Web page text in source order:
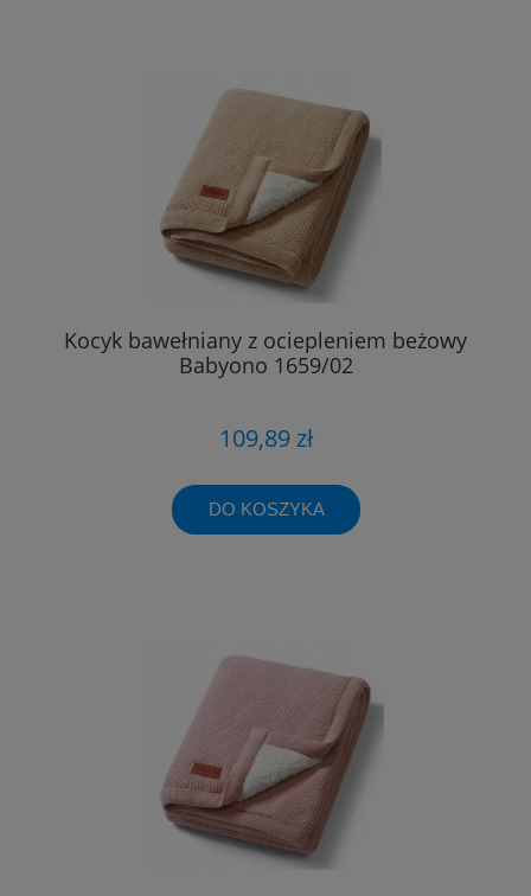
Kocyk bawełniany z ociepleniem beżowy
Babyono 1659/02
109,89 zł
DO KOSZYKA